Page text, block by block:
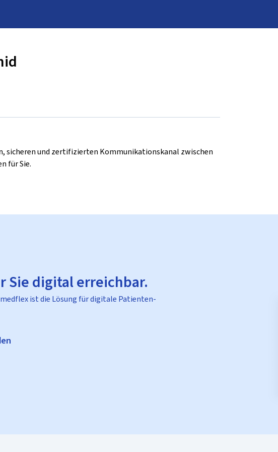
sicheren und zertifizierten Kommunikationskanal zwischen
für Sie.
Sie digital erreichbar.
ist die Lösung für digitale Patienten-